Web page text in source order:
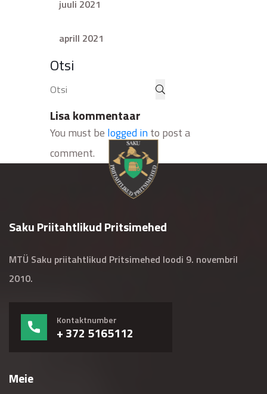
juuli 2021
aprill 2021
Otsi
Lisa kommentaar
You must be logged into post a
comment.
Saku Priitahtlikud Pritsimehed
MTÜ Saku priitahtlikud Pritsimehed loodi 9. novembril
2010.
Kontaktnumber
+ 372 5165112
Meie